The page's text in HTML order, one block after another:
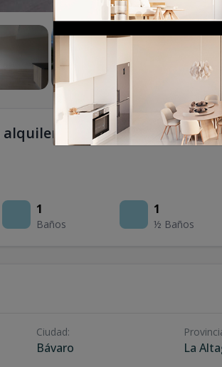
en Vista cana
1
Baños
1
½ Baños
Ciudad:
Bávaro La